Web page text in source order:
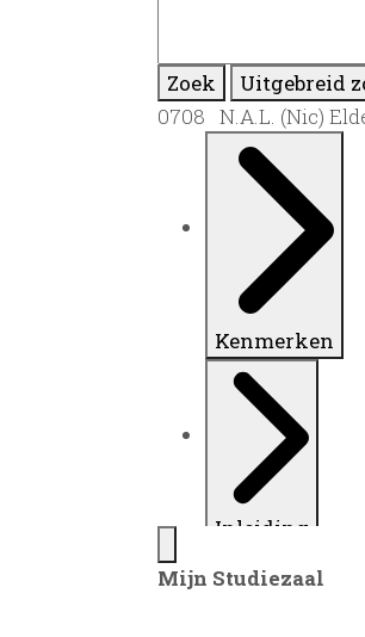
Zoek
Uitgebreid
0708 N.A.L. (Nic)
Kenmerken
Inleiding
Mijn Studiezaal